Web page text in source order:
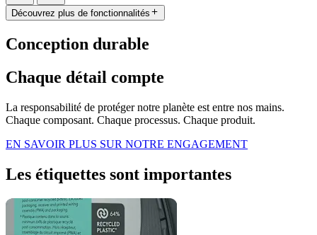
Découvrez plus de fonctionnalités
Conception durable
Chaque détail compte
La responsabilité de protéger notre planète est entre nos mains.
Chaque composant. Chaque processus. Chaque produit.
EN SAVOIR PLUS SUR NOTRE ENGAGEMENT
Les étiquettes sont importantes